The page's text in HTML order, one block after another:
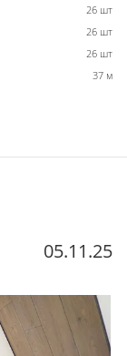
26 шт
26 шт
26 шт
37 м
05.11.25